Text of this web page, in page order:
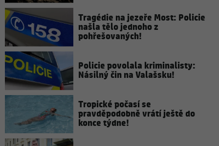
Tragédie na jezeře Most: Policie
našla tělo jednoho z
pohřešovaných!
Policie povolala kriminalisty:
Násilný čin na Valašsku!
Tropické počasí se
pravděpodobně vrátí ještě do
konce týdne!